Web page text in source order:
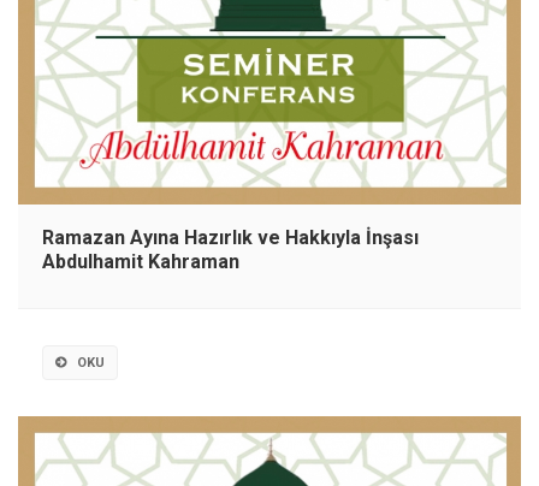
Ramazan Ayına Hazırlık ve Hakkıyla İnşası
Abdulhamit Kahraman
OKU